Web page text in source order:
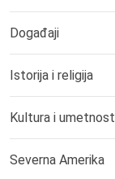
Događaji
Istorija i religija
Kultura i umetnost
Severna Amerika